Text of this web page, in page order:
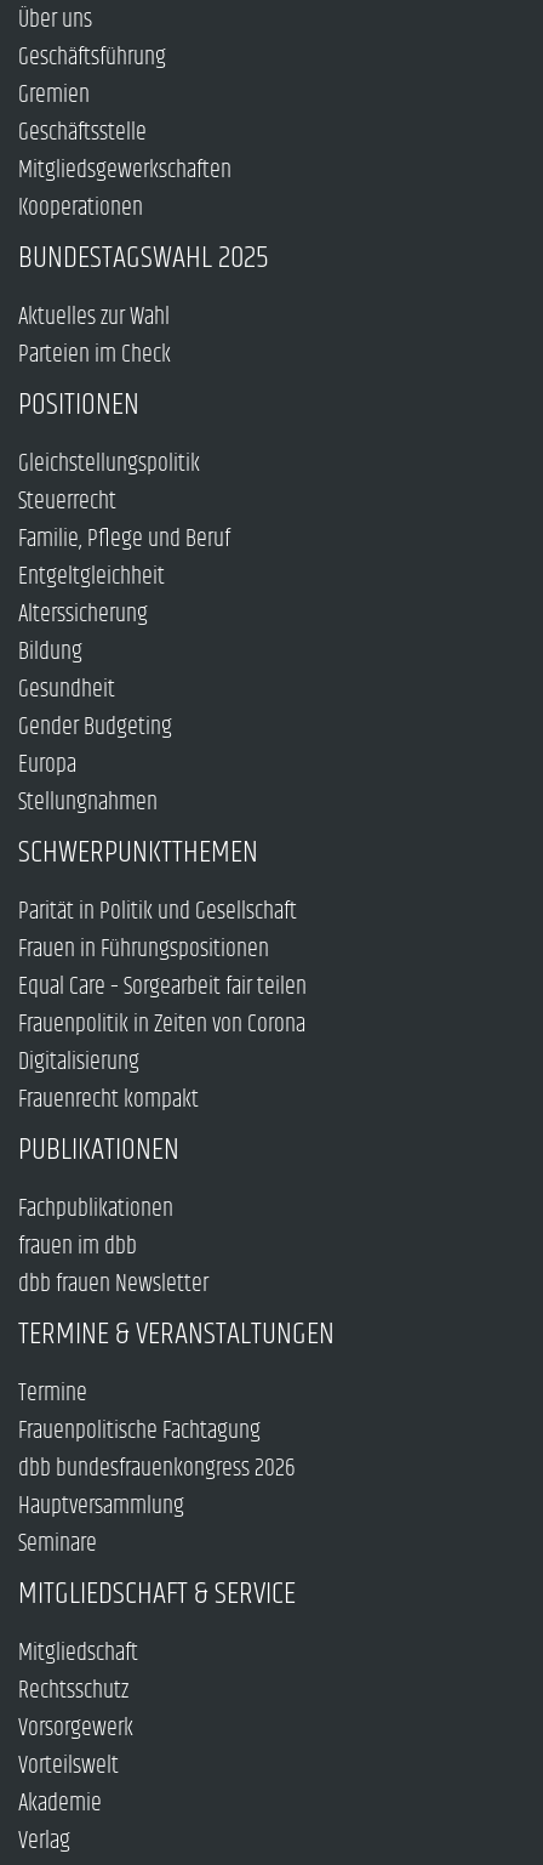
Über uns
Geschäftsführung
Gremien
Geschäftsstelle
Mitgliedsgewerkschaften
Kooperationen
BUNDESTAGSWAHL 2025
Aktuelles zur Wahl
Parteien im Check
POSITIONEN
Gleichstellungspolitik
Steuerrecht
Familie, Pflege und Beruf
Entgeltgleichheit
Alterssicherung
Bildung
Gesundheit
Gender Budgeting
Europa
Stellungnahmen
SCHWERPUNKTTHEMEN
Parität in Politik und Gesellschaft
Frauen in Führungspositionen
Equal Care – Sorgearbeit fair teilen
Frauenpolitik in Zeiten von Corona
Digitalisierung
Frauenrecht kompakt
PUBLIKATIONEN
Fachpublikationen
frauen im dbb
dbb frauen Newsletter
TERMINE & VERANSTALTUNGEN
Termine
Frauenpolitische Fachtagung
dbb bundesfrauenkongress 2026
Hauptversammlung
Seminare
MITGLIEDSCHAFT & SERVICE
Mitgliedschaft
Rechtsschutz
Vorsorgewerk
Vorteilswelt
Akademie
Verlag